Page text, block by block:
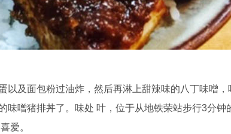
及面包粉过油炸，然后再淋上甜辣味的八丁味噌
噌猪排丼了。味处 叶，位于从地铁荣站步行3分钟
爱。